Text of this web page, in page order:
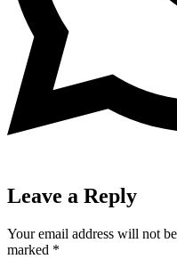
Leave a Reply
Your email address will not
marked *